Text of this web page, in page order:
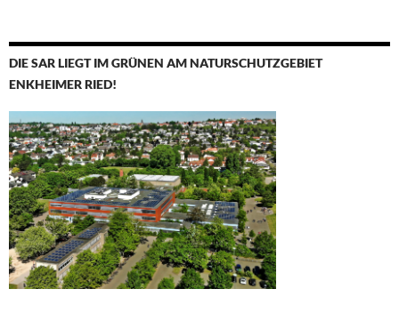
DIE SAR LIEGT IM GRÜNEN AM NATURSCHUTZGEBIET
ENKHEIMER RIED!